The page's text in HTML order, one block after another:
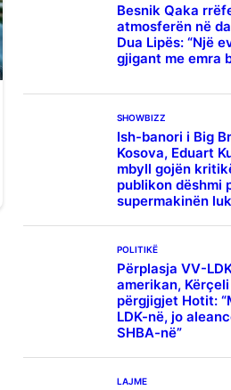
Besnik Qaka
atmosferën në
Dua Lipës: “Një
gjigant me emra
SHOWBIZZ
Ish-banori i Big
Kosova, Eduart
mbyll gojën
publikon dëshmi
supermakinën
POLITIKË
Përplasja VV-
amerikan, Kërçeli
përgjigjet Hotit:
LDK-në, jo
SHBA-në”
LAJME